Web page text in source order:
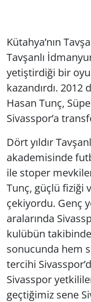
Kütahya’nın
Tavşanlı
yetiştirdiği bir
kazandırdı.
Hasan Tunç,
Sivasspor’a
Dört yıldır
akademisinde
ile stoper
Tunç, güçlü fiziği
çekiyordu. Genç
aralarında
kulübün
sonucunda hem
tercihi
Sivasspor
geçtiğimiz sene